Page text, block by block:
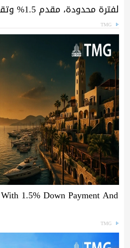
لفترة محدودة، مقدم 1.5% وتقسيط حتى 15 سنة
TMG
1.5% Down Payment And
TMG